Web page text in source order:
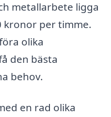
metallarbete ligga
kronor per timme.
olika
den bästa
behov.
en rad olika